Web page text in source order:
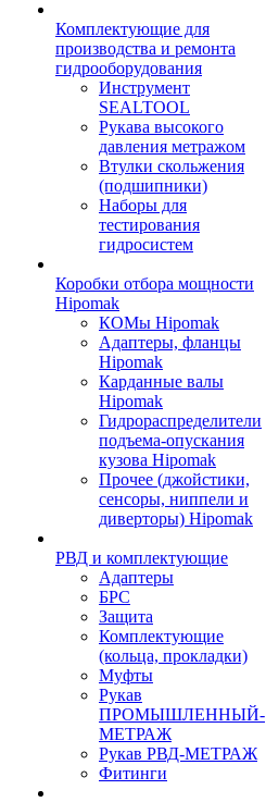
Комплектующие для
производства и ремонта
гидрооборудования
Инструмент
SEALTOOL
Рукава высокого
давления метражом
Втулки скольжения
(подшипники)
Наборы для
тестирования
гидросистем
Коробки отбора мощности
Hipomak
КОМы Hipomak
Адаптеры, фланцы
Hipomak
Карданные валы
Hipomak
Гидрораспределители
подъема-опускания
кузова Hipomak
Прочее (джойстики,
сенсоры, ниппели и
диверторы) Hipomak
РВД и комплектующие
Адаптеры
БРС
Защита
Комплектующие
(кольца, прокладки)
Муфты
Рукав
ПРОМЫШЛЕННЫЙ-
МЕТРАЖ
Рукав РВД-МЕТРАЖ
Фитинги